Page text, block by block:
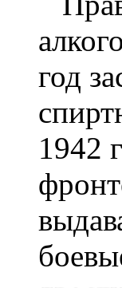
год
1942